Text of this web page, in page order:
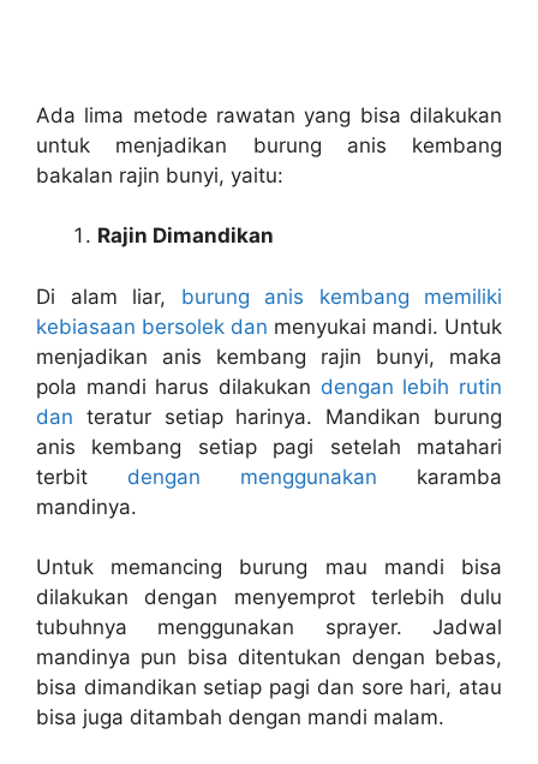
Ada lima metode rawatan yang bisa dilakukan
untuk menjadikan burung anis kembang
bakalan rajin bunyi, yaitu:
Rajin Dimandikan
Di alam liar, burung anis kembang memiliki
kebiasaan bersolek dan menyukai mandi. Untuk
menjadikan anis kembang rajin bunyi, maka
pola mandi harus dilakukan dengan lebih rutin
dan teratur setiap harinya. Mandikan burung
anis kembang setiap pagi setelah matahari
terbit dengan menggunakan karamba
mandinya.
Untuk memancing burung mau mandi bisa
dilakukan dengan menyemprot terlebih dulu
tubuhnya menggunakan sprayer. Jadwal
mandinya pun bisa ditentukan dengan bebas,
bisa dimandikan setiap pagi dan sore hari, atau
bisa juga ditambah dengan mandi malam.